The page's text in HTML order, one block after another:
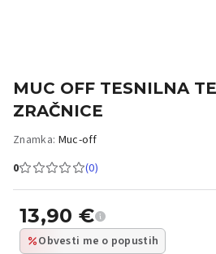
MUC OFF TESNILNA
ZRAČNICE
Znamka: Muc-off
0
(0)
13,90 €
Obvesti me o popustih